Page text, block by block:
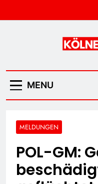
to
MENU
MELDUNGEN
POL-GM: